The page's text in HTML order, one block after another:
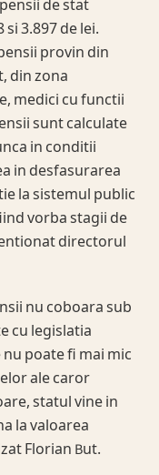
de stat
3.897 de lei.
provin din
din zona
medici cu functii
sunt calculate
in conditii
in desfasurarea
la sistemul public
vorba stagii de
directorul
nu coboara sub
cu legislatia
poate fi mai mic
ale caror
statul vine in
la valoarea
Florian But.